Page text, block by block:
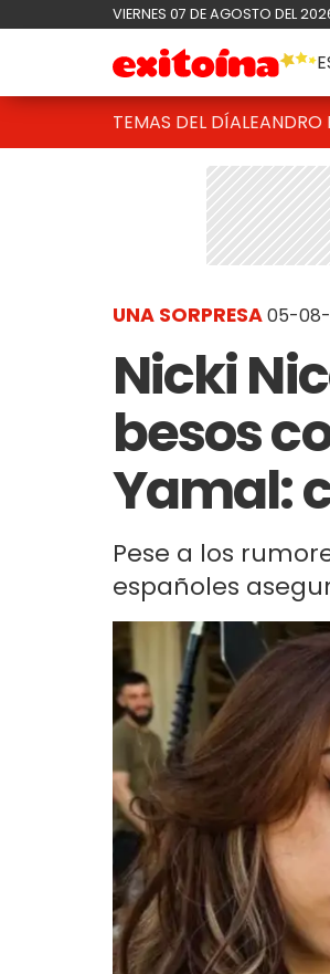
VIERNES 07 DE AGOSTO DEL
TEMAS DEL DÍALEANDRO
UNA SORPRESA05-08-
Nicki
besos
Yamal:
Pese a los
españoles